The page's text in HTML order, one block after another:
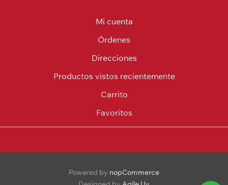
Mi cuenta
Órdenes
Direcciones
Productos vistos recientemente
Carrito
Favoritos
Powered by nopCommerce